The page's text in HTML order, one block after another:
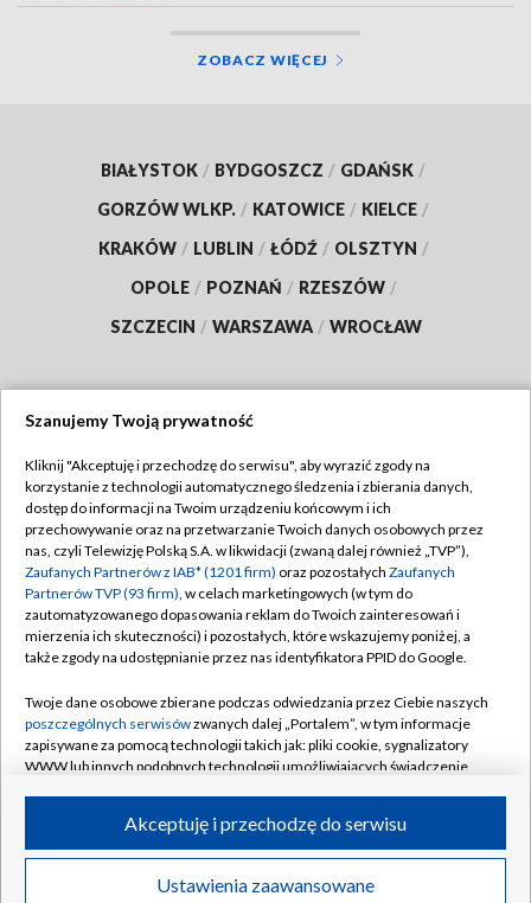
ZOBACZ WIĘCEJ
BIAŁYSTOK / BYDGOSZCZ / GDAŃSK /
GORZÓW WLKP. / KATOWICE / KIELCE /
KRAKÓW / LUBLIN / ŁÓDŹ / OLSZTYN /
OPOLE / POZNAŃ / RZESZÓW /
SZCZECIN / WARSZAWA / WROCŁAW
TVP
Abonament TVP
Emisja w TVP
Centrum informacji TVP
Naziemna Telewizja Cyfrowa
Rada Programowa
System NOS
Informacje o nadawcy
Program dla prasy
Regulamin TVP
Polityka prywatności
Moje zgody
Pomoc
Kontakt
Kanały
©2026 Telewizja Polska S.A. w likwidacji
Szanujemy Twoją prywatność
Kliknij "Akceptuję i przechodzę do serwisu", aby wyrazić zgody na
korzystanie z technologii automatycznego śledzenia i zbierania danych,
dostęp do informacji na Twoim urządzeniu końcowym i ich
przechowywanie oraz na przetwarzanie Twoich danych osobowych przez
nas, czyli Telewizję Polską S.A. w likwidacji (zwaną dalej również „TVP”),
Zaufanych Partnerów z IAB* (1201 firm) oraz pozostałych Zaufanych
Partnerów TVP (93 firm), w celach marketingowych (w tym do
zautomatyzowanego dopasowania reklam do Twoich zainteresowań i
mierzenia ich skuteczności) i pozostałych, które wskazujemy poniżej, a
także zgody na udostępnianie przez nas identyfikatora PPID do Google.
Twoje dane osobowe zbierane podczas odwiedzania przez Ciebie naszych
poszczególnych serwisówzwanych dalej „Portalem”, w tym informacje
zapisywane za pomocą technologii takich jak: pliki cookie, sygnalizatory
WWW lub innych podobnych technologii umożliwiających świadczenie
ruchu w Internecie.
Twoje dane osobowe zbierane podczas odwiedzania przez Ciebie
poszczególnych serwisówna Portalu, takie jak adresy IP, identyfikatory
Ustawienia zaawansowane
Akceptuję i przechodzę do serwisu